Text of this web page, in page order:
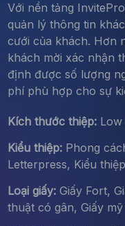
Với nền tảng
quản lý thông tin
cưới của khách. Hơn
khách mời xác nhận
định được số lượng
phí phù hợp cho sự
Kích thước thiệp:Low
Kiểu thiệp:Phong
Letterpress, Kiểu
Loại giấy:Giấy Fort,
thuật có gân, Giấy